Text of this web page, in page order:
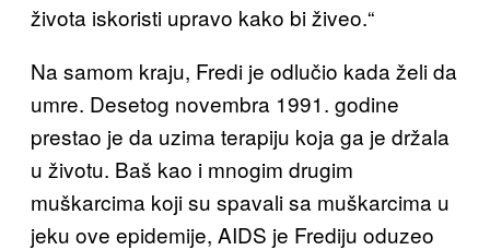
života iskoristi upravo kako bi živeo.“
Na samom kraju, Fredi je odlučio kada želi da
umre. Desetog novembra 1991. godine
prestao je da uzima terapiju koja ga je držala
u životu. Baš kao i mnogim drugim
muškarcima koji su spavali sa muškarcima u
jeku ove epidemije, AIDS je Frediju oduzeo